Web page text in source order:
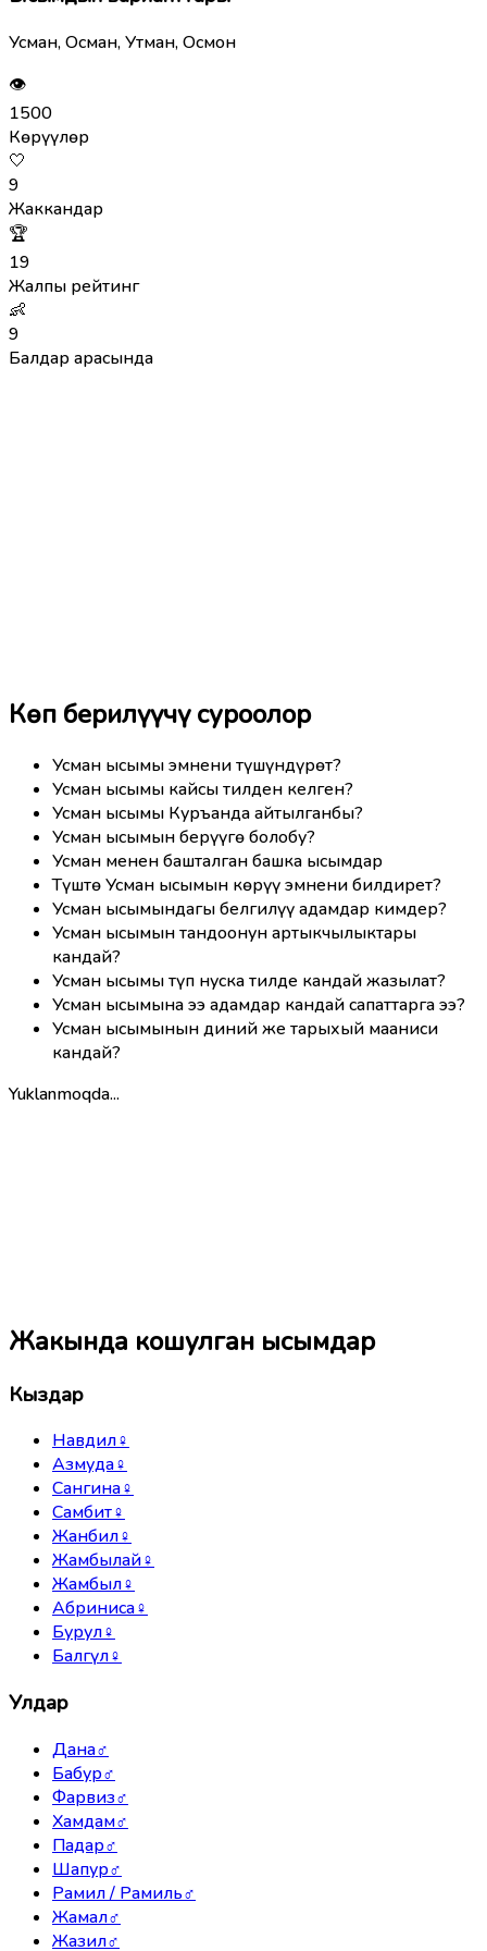
Усман, Осман, Утман, Осмон
👁
1500
Көрүүлөр
🤍
9
Жаккандар
🏆
19
Жалпы рейтинг
👶
9
Балдар арасында
Көп берилүүчү суроолор
Усман ысымы эмнени түшүндүрөт?
Усман ысымы кайсы тилден келген?
Усман ысымы Куръанда айтылганбы?
Усман ысымын берүүгө болобу?
Усман менен башталган башка ысымдар
Түштө Усман ысымын көрүү эмнени билдирет?
Усман ысымындагы белгилүү адамдар кимдер?
Усман ысымын тандоонун артыкчылыктары
кандай?
Усман ысымы түп нуска тилде кандай жазылат?
Усман ысымына ээ адамдар кандай сапаттарга ээ?
Усман ысымынын диний же тарыхый мааниси
кандай?
Yuklanmoqda...
Жакында кошулган ысымдар
Кыздар
Навдил♀
Азмуда♀
Сангина♀
Самбит♀
Жанбил♀
Жамбылай♀
Жамбыл♀
Абриниса♀
Бурул♀
Балгүл♀
Улдар
Дана♂
Бабур♂
Фарвиз♂
Хамдам♂
Падар♂
Шапур♂
Рамил / Рамиль♂
Жамал♂
Жазил♂